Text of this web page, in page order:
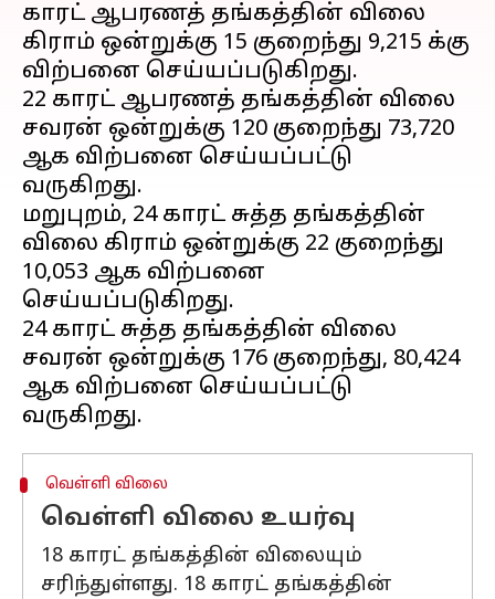
காரட் ஆபரணத் தங்கத்தின் விலை
கிராம் ஒன்றுக்கு ₹15 குறைந்து ₹9,215 க்கு
விற்பனை செய்யப்படுகிறது.
22 காரட் ஆபரணத் தங்கத்தின் விலை
சவரன் ஒன்றுக்கு ₹120 குறைந்து ₹73,720
ஆக விற்பனை செய்யப்பட்டு
வருகிறது.
மறுபுறம், 24 காரட் சுத்த தங்கத்தின்
விலை கிராம் ஒன்றுக்கு ₹22 குறைந்து
₹10,053 ஆக விற்பனை
செய்யப்படுகிறது.
24 காரட் சுத்த தங்கத்தின் விலை
சவரன் ஒன்றுக்கு ₹176 குறைந்து, ₹80,424
ஆக விற்பனை செய்யப்பட்டு
வெள்ளி விலை
வெள்ளி விலை உயர்வு
18 காரட் தங்கத்தின் விலையும்
சரிந்துள்ளது. 18 காரட் தங்கத்தின்